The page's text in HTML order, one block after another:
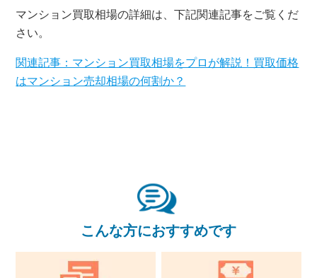
10時～18時/水曜日定休
東京本社 0120-900-881
マンション買取相場の詳細は、下記関連記事をご覧くだ
さい。
関連記事：マンション買取相場をプロが解説！買取価格
はマンション売却相場の何割か？
こんな方におすすめです